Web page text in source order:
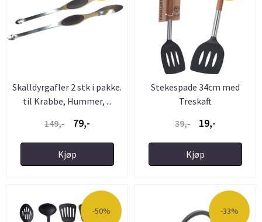
Skalldyrgafler 2 stk i pakke.
til Krabbe, Hummer, ...
149,-
79,-
Kjøp
Stekespade 34cm med
Treskaft
39,-
19,-
Kjøp
-50% -33%